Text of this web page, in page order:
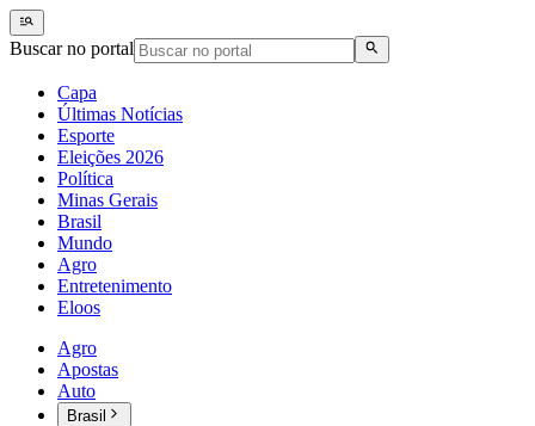
Buscar no portal
Capa
Últimas Notícias
Esporte
Eleições 2026
Política
Minas Gerais
Brasil
Mundo
Agro
Entretenimento
Eloos
Agro
Apostas
Auto
Brasil